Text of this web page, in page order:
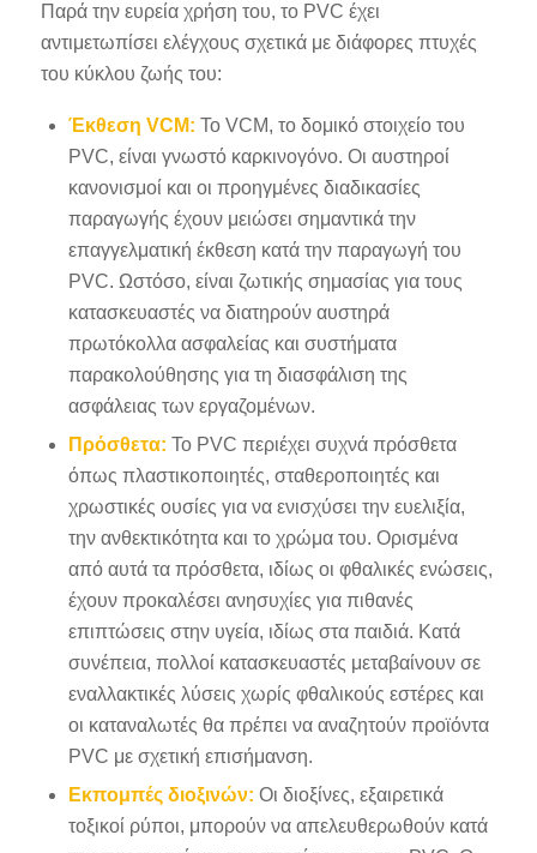
Παρά την ευρεία χρήση του, το PVC έχει
αντιμετωπίσει ελέγχους σχετικά με διάφορες πτυχές
του κύκλου ζωής του:
Έκθεση VCM: Το VCM, το δομικό στοιχείο του
PVC, είναι γνωστό καρκινογόνο. Οι αυστηροί
κανονισμοί και οι προηγμένες διαδικασίες
παραγωγής έχουν μειώσει σημαντικά την
επαγγελματική έκθεση κατά την παραγωγή του
PVC. Ωστόσο, είναι ζωτικής σημασίας για τους
κατασκευαστές να διατηρούν αυστηρά
πρωτόκολλα ασφαλείας και συστήματα
παρακολούθησης για τη διασφάλιση της
ασφάλειας των εργαζομένων.
Πρόσθετα: Το PVC περιέχει συχνά πρόσθετα
όπως πλαστικοποιητές, σταθεροποιητές και
χρωστικές ουσίες για να ενισχύσει την ευελιξία,
την ανθεκτικότητα και το χρώμα του. Ορισμένα
από αυτά τα πρόσθετα, ιδίως οι φθαλικές ενώσεις,
έχουν προκαλέσει ανησυχίες για πιθανές
επιπτώσεις στην υγεία, ιδίως στα παιδιά. Κατά
συνέπεια, πολλοί κατασκευαστές μεταβαίνουν σε
εναλλακτικές λύσεις χωρίς φθαλικούς εστέρες και
οι καταναλωτές θα πρέπει να αναζητούν προϊόντα
PVC με σχετική επισήμανση.
Εκπομπές διοξινών: Οι διοξίνες, εξαιρετικά
τοξικοί ρύποι, μπορούν να απελευθερωθούν κατά